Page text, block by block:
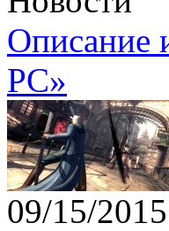
Описание
PC»
09/15/2015